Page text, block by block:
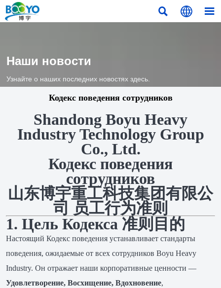
  
Наши новости
Узнайте о наших последних новостях здесь.
Кодекс поведения сотрудников
Shandong Boyu Heavy
Industry Technology Group
Co., Ltd.
Кодекс поведения
сотрудников
山东博宇重工科技集团有限公
司 员工行为准则
1. Цель Кодекса 准则目的
Настоящий Кодекс поведения устанавливает стандарты
поведения, ожидаемые от всех сотрудников Boyu Heavy
Industry. Он отражает наши корпоративные ценности —
Удовлетворение, Восхищение, Вдохновение,